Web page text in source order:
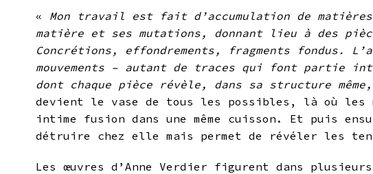
« Mon travail est fait d’accumulation de
matière et ses mutations, donnant lieu à des
Concrétions, effondrements, fragments
mouvements – autant de traces qui font partie
dont chaque pièce révèle, dans sa structure
devient le vase de tous les possibles, là où les
intime fusion dans une même cuisson. Et puis
détruire chez elle mais permet de révéler les
Les œuvres d’Anne Verdier figurent dans